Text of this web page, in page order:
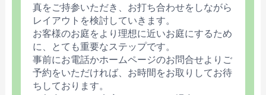
真をご持参いただき、お打ち合わせをしながら
レイアウトを検討していきます。
お客様のお庭をより理想に近いお庭にするため
に、とても重要なステップです。
事前にお電話かホームページのお問合せよりご
予約をいただければ、お時間をお取りしてお待
ちしております。